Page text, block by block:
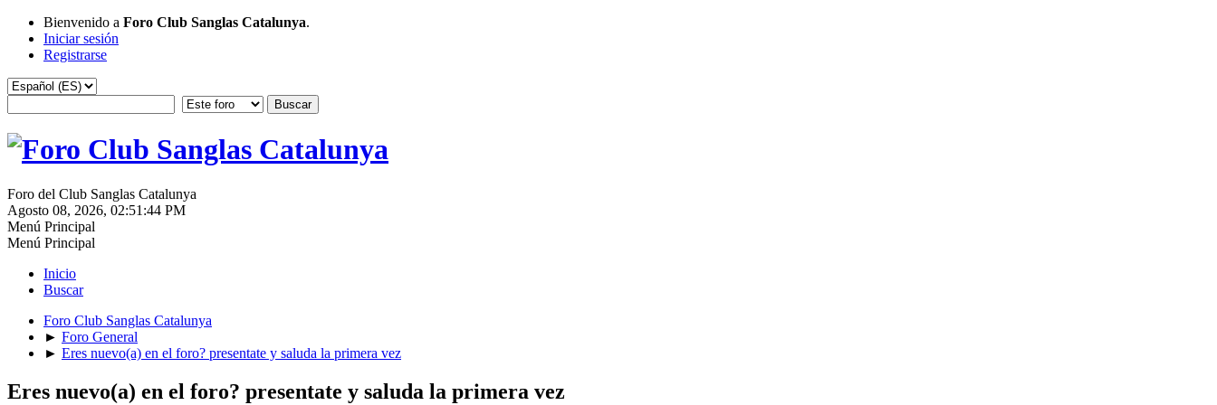
Bienvenido a Foro Club Sanglas Catalunya.
Iniciar sesión
Registrarse
Foro del Club Sanglas Catalunya
Agosto 08, 2026, 02:51:44 PM
Menú Principal
Menú Principal
Inicio
Buscar
Foro Club Sanglas Catalunya
► Foro General
► Eres nuevo(a) en el foro? presentate y saluda la primera vez
Eres nuevo(a) en el foro? presentate y saluda la primera vez